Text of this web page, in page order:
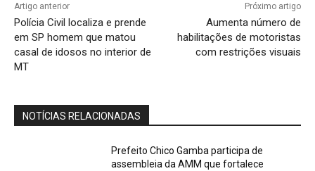
Artigo anterior
Polícia Civil localiza e prende
em SP homem que matou
casal de idosos no interior de
MT
Próximo artigo
Aumenta número de
habilitações de motoristas
com restrições visuais
NOTÍCIAS RELACIONADAS
Prefeito Chico Gamba participa de
assembleia da AMM que fortalece